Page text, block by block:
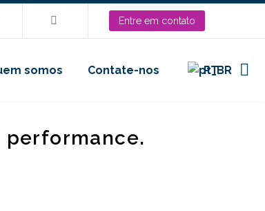
Entre em contato
somos Contate-nos PT
performance.